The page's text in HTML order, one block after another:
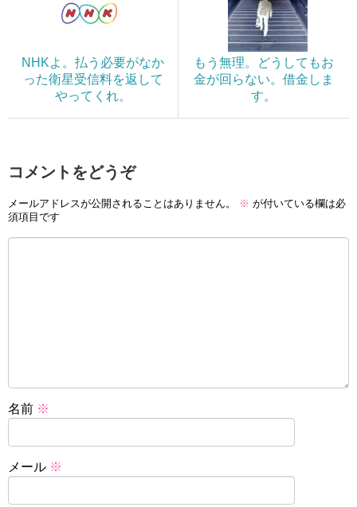
NHKよ。払う必要がなか
った衛星受信料を返して
やってくれ。
もう無理。どうしてもお
金が回らない。借金しま
す。
コメントをどうぞ
メールアドレスが公開されることはありません。 ※ が付いている欄は必
須項目です
名前 ※
メール ※